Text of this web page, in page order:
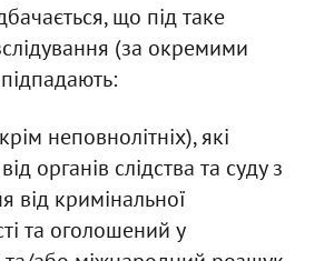
що під таке
(за окремими
неповнолітніх), які
органів слідства та суду з
від кримінальної
та оголошений у